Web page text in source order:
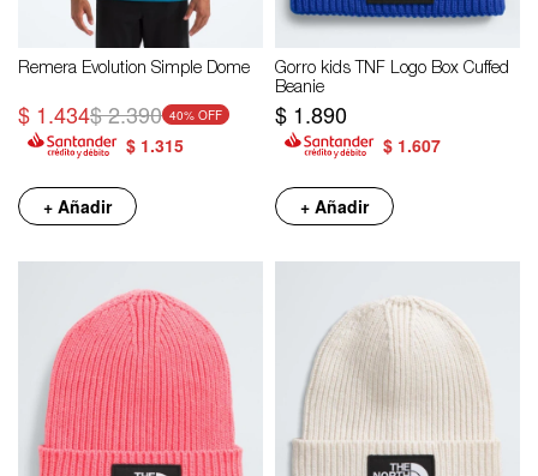
Remera Evolution Simple Dome
$ 1.434$2.390 40
$ 1.315
+ Añadir
Gorro kids TNF Logo Box Cuffed
Beanie
$ 1.890
$ 1.607
+ Añadir